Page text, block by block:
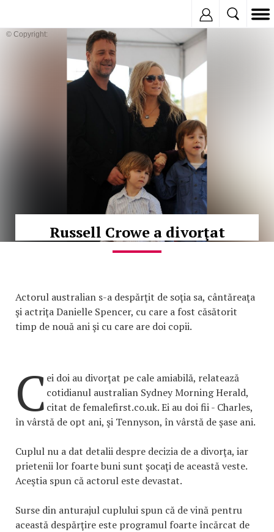
© Copyright:
Russell Crowe a divorţat
Actorul australian s-a despărţit de soţia sa, cântăreaţa
şi actriţa Danielle Spencer, cu care a fost căsătorit
timp de nouă ani şi cu care are doi copii.
C ei doi au divorţat pe cale amiabilă, relatează
cotidianul australian Sydney Morning Herald,
citat de femalefirst.co.uk. Ei au doi fii - Charles,
în vârstă de opt ani, şi Tennyson, în vârstă de şase ani.
Cuplul nu a dat detalii despre decizia de a divorţa, iar
prietenii lor foarte buni sunt şocaţi de această veste.
Aceştia spun că actorul este devastat.
Surse din anturajul cuplului spun că de vină pentru
această despărţire este programul foarte încărcat de